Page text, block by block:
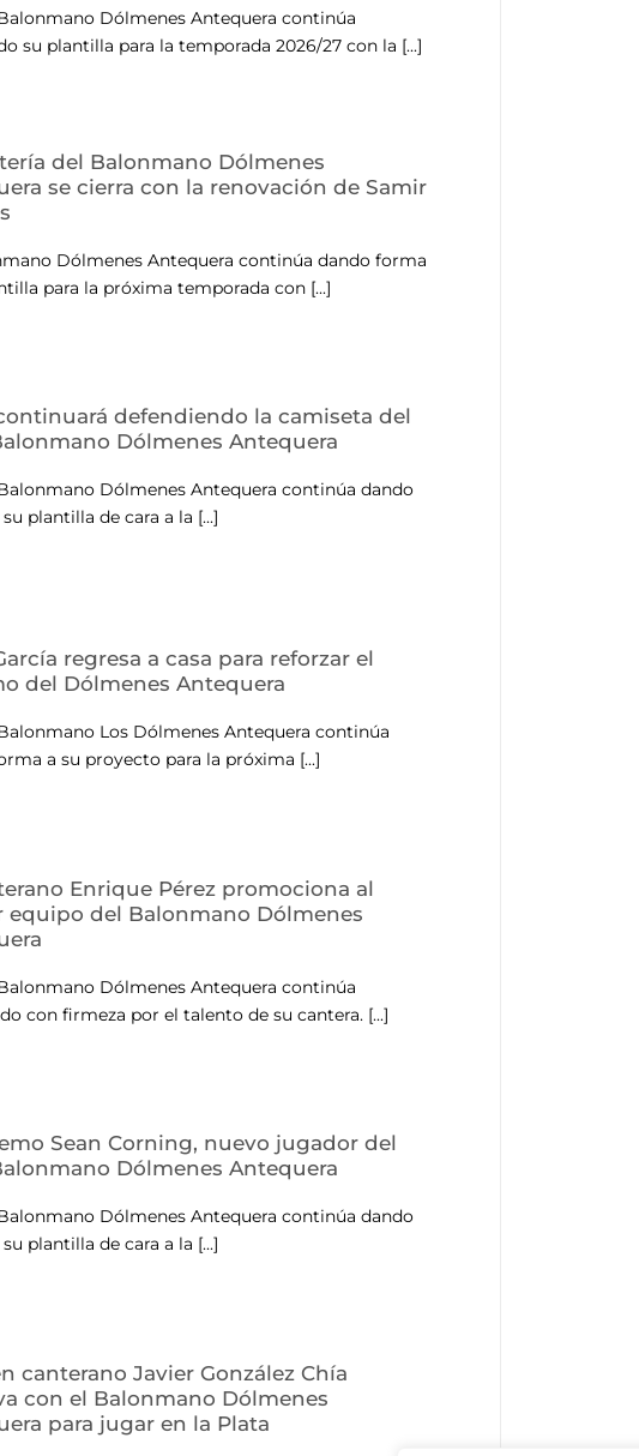
Dólmenes Antequera continúa
su plantilla para la temporada 2026/27 con la [...]
del Balonmano Dólmenes
se cierra con la renovación de Samir
Dólmenes Antequera continúa dando forma
para la próxima temporada con [...]
defendiendo la camiseta del
Dólmenes Antequera
Dólmenes Antequera continúa dando
plantilla de cara a la [...]
regresa a casa para reforzar el
del Dólmenes Antequera
Los Dólmenes Antequera continúa
a su proyecto para la próxima [...]
Enrique Pérez promociona al
equipo del Balonmano Dólmenes
Dólmenes Antequera continúa
con firmeza por el talento de su cantera. [...]
Sean Corning, nuevo jugador del
Dólmenes Antequera
Dólmenes Antequera continúa dando
plantilla de cara a la [...]
canterano Javier González Chía
con el Balonmano Dólmenes
para jugar en la Plata